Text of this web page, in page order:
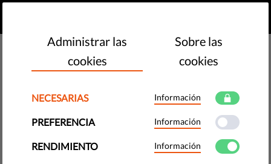
Civil Rights Defenders
Administrar las
cookies
Sobre las
cookies
NECESARIAS Información
PREFERENCIA Información
RENDIMIENTO Información